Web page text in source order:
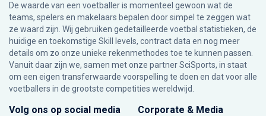
De waarde van een voetballer is momenteel gewoon wat de
teams, spelers en makelaars bepalen door simpel te zeggen wat
ze waard zijn. Wij gebruiken gedetailleerde voetbal statistieken, de
huidige en toekomstige Skill levels, contract data en nog meer
details om zo onze unieke rekenmethodes toe te kunnen passen.
Vanuit daar zijn we, samen met onze partner SciSports, in staat
om een eigen transferwaarde voorspelling te doen en dat voor alle
voetballers in de grootste competities wereldwijd.
Volg ons op social media Corporate & Media